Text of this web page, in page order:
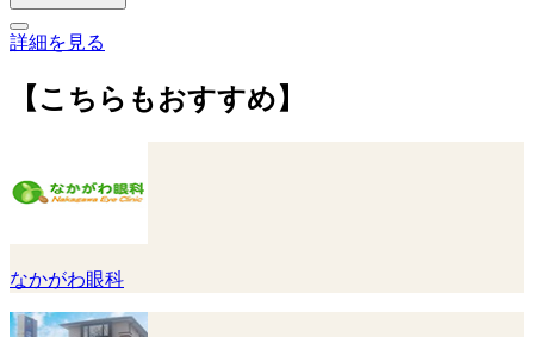
詳細を見る
【こちらもおすすめ】
なかがわ眼科